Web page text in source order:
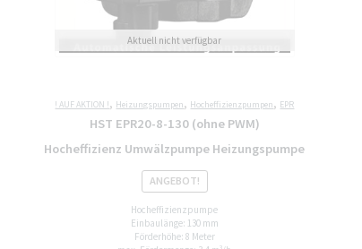
! AUF AKTION !, Heizungspumpen, Hocheffizienzpumpen, EPR
HST EPR20-8-130 (ohne PWM)
Hocheffizienz Umwälzpumpe Heizungspumpe
ANGEBOT!
Hocheffizienzpumpe
Einbaulänge: 130 mm
Förderhöhe: 8 Meter